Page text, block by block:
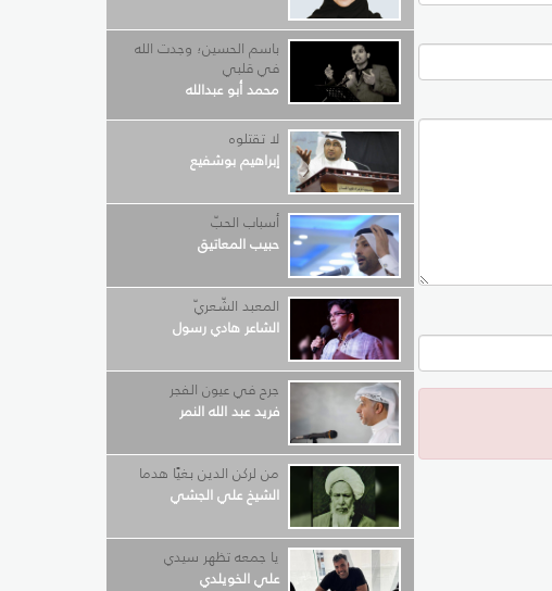
باسم الحسين؛ وجدت الله
في قلبي
محمد أبو عبدالله
لا تقتلوه
إبراهيم بوشفيع
أسباب الحبّ
حبيب المعاتيق
المعبد الشّعريّ
الشاعر هادي رسول
جرح في عيون الفجر
فريد عبد الله النمر
من لركن الدين بغيًا هدما
الشيخ علي الجشي
يا جمعه تظهر سيدي
علي الخويلدي